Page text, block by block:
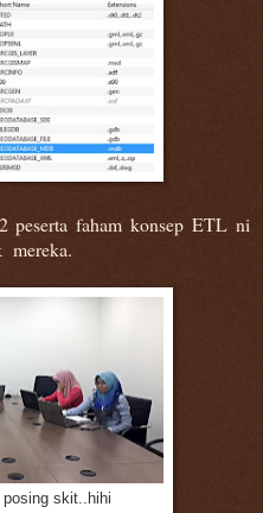
peserta faham konsep ETL ni
mereka.
skit..hihi